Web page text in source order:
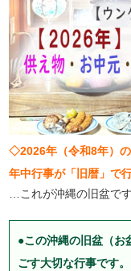
◇2026年（令和8年）
年中行事が「旧暦」で
…これが沖縄の旧盆です
●この沖縄の旧盆（お
ごす大切な行事です。